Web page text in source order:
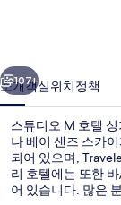
싱
가
포
르
의
다음
107+
소개객실위치정책
스튜디오 M 호텔
나 베이 샌즈 스카
되어 있으며,
리 호텔에는 또한
어 있습니다. 많은